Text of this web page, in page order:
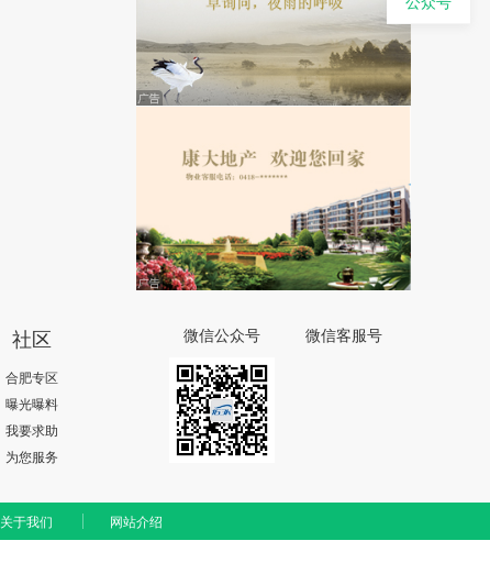
社区
合肥专区
曝光曝料
我要求助
为您服务
微信公众号 微信客服号
关于我们 网站介绍